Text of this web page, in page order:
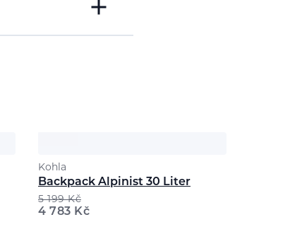
Kohla
Backpack Alpinist 30 Liter
5 199Kč
4 783 Kč